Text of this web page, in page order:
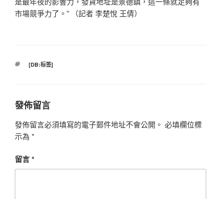
市場競爭力了。” （記者 李楚悅 王倩）
標
[DB:标签]
發佈留言
發佈留言必須填寫的電子郵件地址不會公開。 必填欄位標
示為 *
留言*